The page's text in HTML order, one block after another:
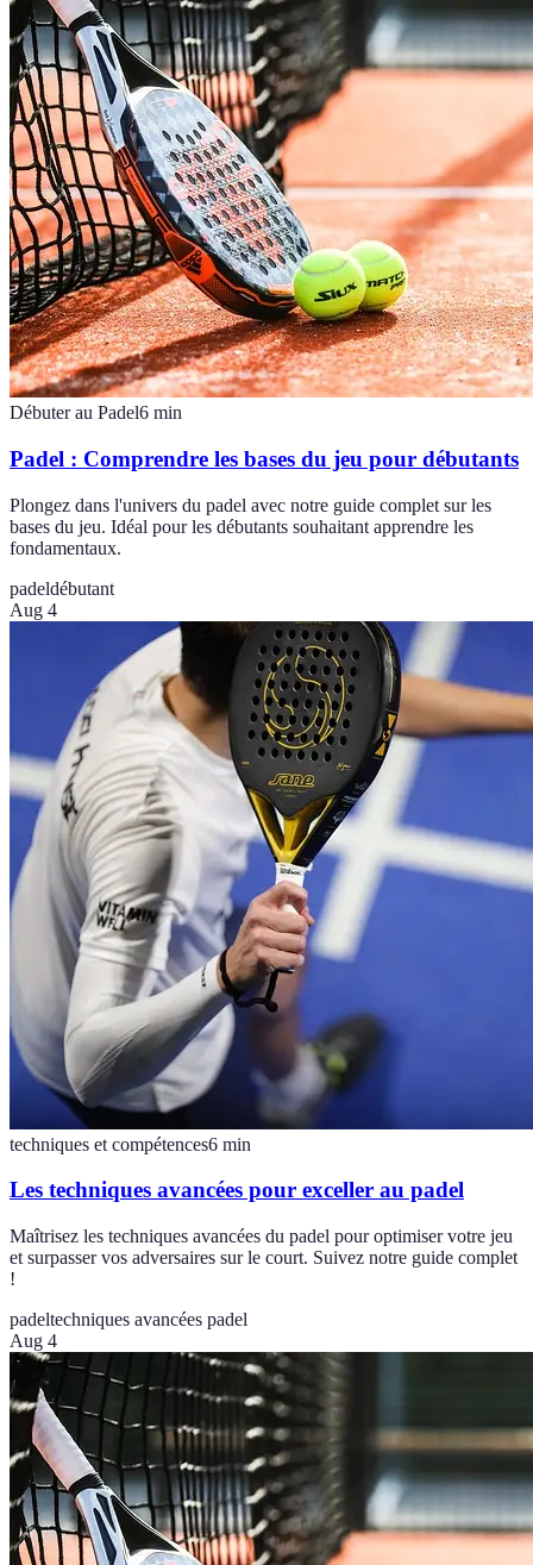
Débuter au Padel6 min
Padel : Comprendre les bases du jeu pour débutants
Plongez dans l'univers du padel avec notre guide complet sur les
bases du jeu. Idéal pour les débutants souhaitant apprendre les
fondamentaux.
padeldébutant
Aug 4
techniques et compétences6 min
Les techniques avancées pour exceller au padel
Maîtrisez les techniques avancées du padel pour optimiser votre jeu
et surpasser vos adversaires sur le court. Suivez notre guide complet
!
padeltechniques avancées padel
Aug 4